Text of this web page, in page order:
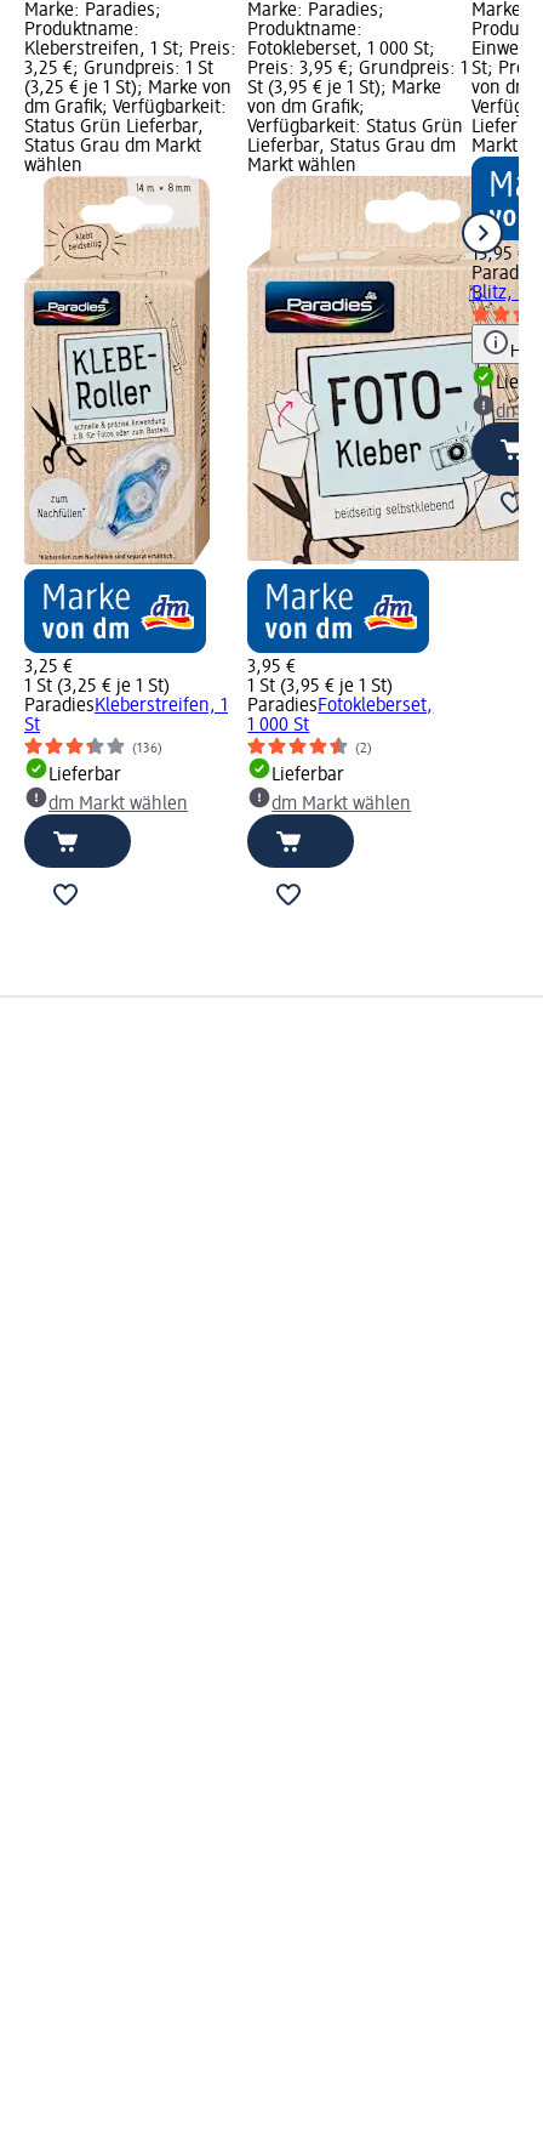
Marke: Paradies;
Produktname:
Kleberstreifen, 1 St; Preis:
3,25 €; Grundpreis: 1 St
(3,25 € je 1 St); Marke von
dm Grafik; Verfügbarkeit:
Status Grün Lieferbar,
Status Grau dm Markt
wählen
3,25 €
1 St (3,25 € je 1 St)
ParadiesKleberstreifen, 1
St
(136)
Lieferbar
dm Markt wählen
Marke: Paradies;
Produktname:
Fotokleberset, 1 000 St;
Preis: 3,95 €; Grundpreis: 1
St (3,95 € je 1 St); Marke
von dm Grafik;
Verfügbarkeit: Status Grün
Lieferbar, Status Grau dm
Markt wählen
3,95 €
1 St (3,95 € je 1 St)
ParadiesFotokleberset,
1 000 St
(2)
Lieferbar
dm Markt wählen
Marke:
St;
von dm
Markt
13,95 €
Paradies
Blitz, 1
dm